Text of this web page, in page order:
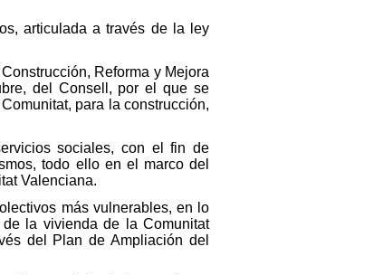
articulada a través de la ley
Reforma y Mejora
del Consell, por el que se
para la construcción,
sociales, con el fin de
todo ello en el marco del
Valenciana.
más vulnerables, en lo
la vivienda de la Comunitat
del Plan de Ampliación del